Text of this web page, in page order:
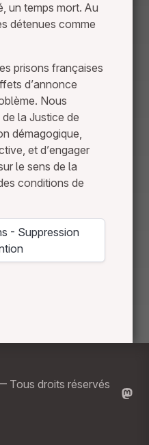
un temps mort. Au
détenues comme
prisons françaises
d’annonce
Nous
la Justice de
démagogique,
et d’engager
le sens de la
conditions de
- Suppression
Tous droits réservés